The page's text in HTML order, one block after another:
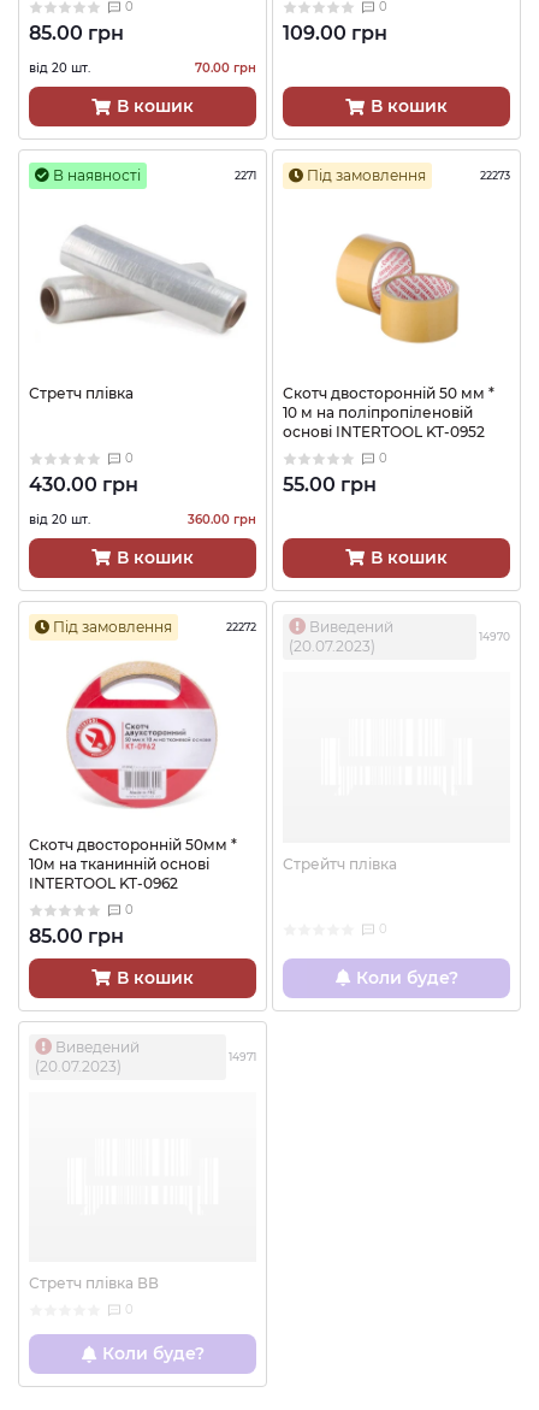
0
85.00 грн
від 20 шт. 70.00 грн
В кошик
0
109.00 грн
В кошик
В наявності 2271
Стретч плівка
0
430.00 грн
від 20 шт. 360.00 грн
В кошик
Під замовлення 22273
Скотч двосторонній 50 мм *
10 м на поліпропіленовій
основі INTERTOOL KT-0952
0
55.00 грн
В кошик
Під замовлення 22272
Скотч двосторонній 50мм *
10м на тканинній основі
INTERTOOL KT-0962
0
85.00 грн
В кошик
Виведений
(20.07.2023)
14970
Стрейтч плівка
0
Коли буде?
Виведений
(20.07.2023)
14971
Стретч плівка ВВ
0
Коли буде?